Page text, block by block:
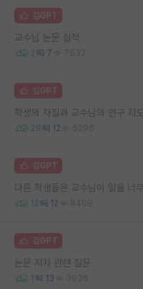
김GPT
교수님 논문 실적
2 7 7632
김GPT
학생의 자질과 교수님의 연구 지
29 12 5296
김GPT
다른 학생들은 교수님이 일을 너
12 12 8409
김GPT
논문 저자 관련 질문
1 13 3936